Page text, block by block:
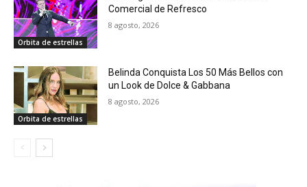
Orbita de estrellas
Comercial de Refresco
8 agosto, 2026
Orbita de estrellas
Belinda Conquista Los 50 Más Bellos con
un Look de Dolce & Gabbana
8 agosto, 2026